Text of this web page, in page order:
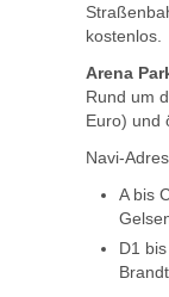
kostenlos.
Arena
Rund um
Euro) und
Navi-
A bis
D1